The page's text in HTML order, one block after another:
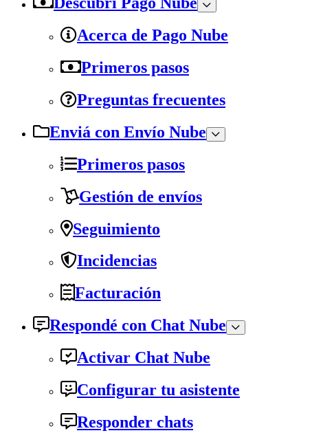
Acerca de Pago Nube
Primeros pasos
Preguntas frecuentes
Enviá con Envío Nube
Primeros pasos
Gestión de envíos
Seguimiento
Incidencias
Facturación
Respondé con Chat Nube
Activar Chat Nube
Configurar tu asistente
Responder chats